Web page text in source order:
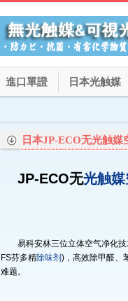
進口單證 日本光触媒
日本JP-ECO无光触
JP-ECO无光触
易科安林三位立体空气净化
FS芬多精除味剂 )，高效除甲醛、
难题。